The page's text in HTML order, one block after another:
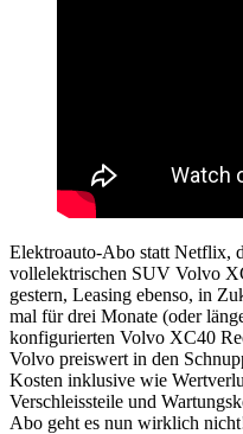
Elektroauto-Abo statt Netflix,
vollelektrischen SUV Volvo
gestern, Leasing ebenso, in
mal für drei Monate (oder
konfigurierten Volvo XC40
Volvo preiswert in den
Kosten inklusive wie
Verschleissteile und
Abo geht es nun wirklich